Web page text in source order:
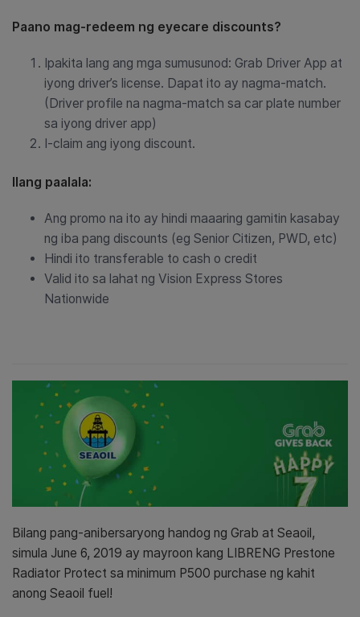
Paano mag-redeem ng eyecare discounts?
Ipakita lang ang mga sumusunod: Grab Driver App at
iyong driver’s license. Dapat ito ay nagma-match.
(Driver profile na nagma-match sa car plate number
sa iyong driver app)
I-claim ang iyong discount.
Ilang paalala:
Ang promo na ito ay hindi maaaring gamitin kasabay
ng iba pang discounts (eg Senior Citizen, PWD, etc)
Hindi ito transferable to cash o credit
Valid ito sa lahat ng Vision Express Stores
Nationwide
Bilang pang-anibersaryong handog ng Grab at Seaoil,
simula June 6, 2019 ay mayroon kang LIBRENG Prestone
Radiator Protect sa minimum P500 purchase ng kahit
anong Seaoil fuel!